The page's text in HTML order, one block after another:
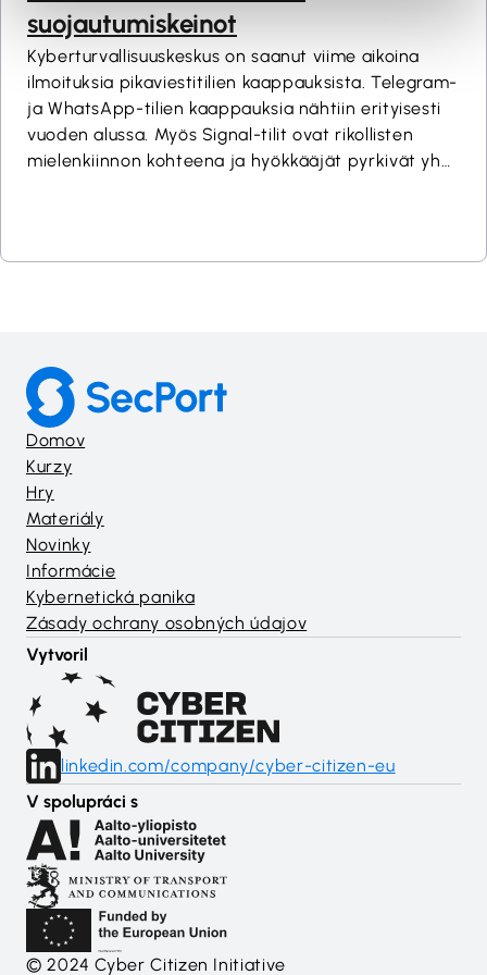
suojautumiskeinot
Kyberturvallisuuskeskus on saanut viime aikoina
ilmoituksia pikaviestitilien kaappauksista. Telegram-
ja WhatsApp-tilien kaappauksia nähtiin erityisesti
vuoden alussa. Myös Signal-tilit ovat rikollisten
mielenkiinnon kohteena ja hyökkääjät pyrkivät yhä
ja millä toimintatavoilla voit merkittävästi
Domov
Kurzy
Hry
Materiály
Novinky
Informácie
Kybernetická panika
Zásady ochrany osobných údajov
Vytvoril
linkedin.com/company/cyber-citizen-eu
V spolupráci s
© 2024 Cyber Citizen Initiative